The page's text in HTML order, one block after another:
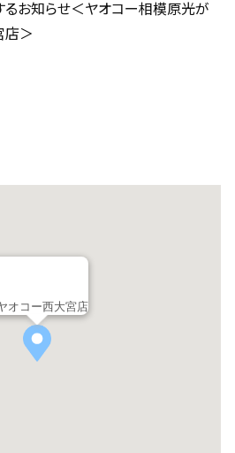
お知らせ＜ヤオコー相模原光が
店＞
オコー西大宮店